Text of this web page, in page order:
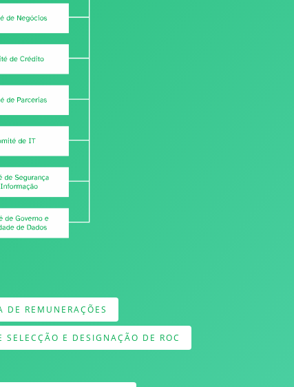
DE REMUNERAÇÕES
SELECÇÃO E DESIGNAÇÃO DE ROC